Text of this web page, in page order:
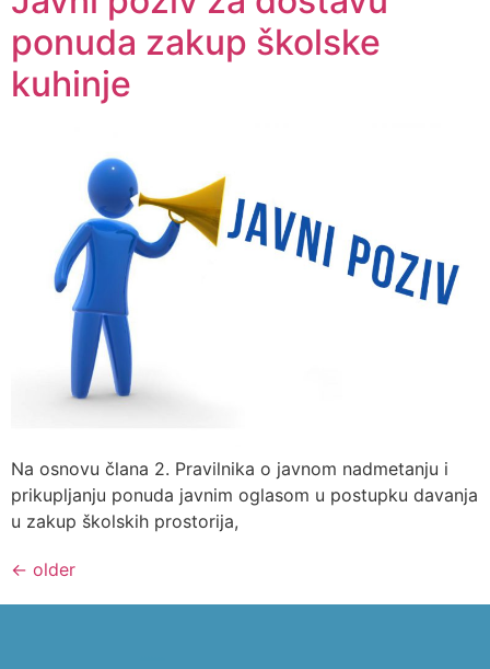
ponuda zakup školske
kuhinje
Na osnovu člana 2. Pravilnika o javnom nadmetanju i
prikupljanju ponuda javnim oglasom u postupku davanja
u zakup školskih prostorija,
← older